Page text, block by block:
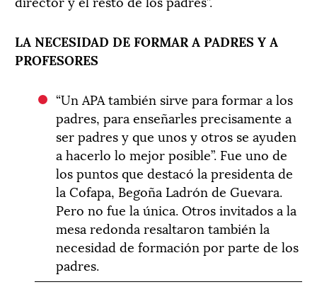
LA NECESIDAD DE FORMAR A PADRES Y A
PROFESORES
“Un APA también sirve para formar a los
padres, para enseñarles precisamente a
ser padres y que unos y otros se ayuden
a hacerlo lo mejor posible”. Fue uno de
los puntos que destacó la presidenta de
la Cofapa, Begoña Ladrón de Guevara.
Pero no fue la única. Otros invitados a la
mesa redonda resaltaron también la
necesidad de formación por parte de los
padres.